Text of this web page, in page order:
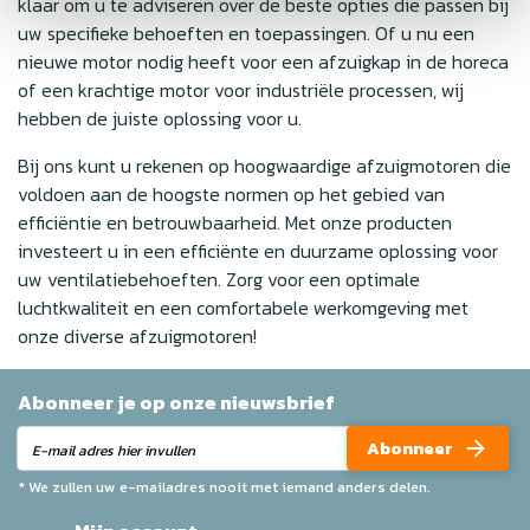
uw specifieke behoeften en toepassingen. Of u nu een
nieuwe motor nodig heeft voor een afzuigkap in de horeca
of een krachtige motor voor industriële processen, wij
hebben de juiste oplossing voor u.
Bij ons kunt u rekenen op hoogwaardige afzuigmotoren die
voldoen aan de hoogste normen op het gebied van
efficiëntie en betrouwbaarheid. Met onze producten
investeert u in een efficiënte en duurzame oplossing voor
uw ventilatiebehoeften. Zorg voor een optimale
luchtkwaliteit en een comfortabele werkomgeving met
onze diverse afzuigmotoren!
Abonneer je op onze nieuwsbrief
Abonneer
* We zullen uw e-mailadres nooit met iemand anders delen.